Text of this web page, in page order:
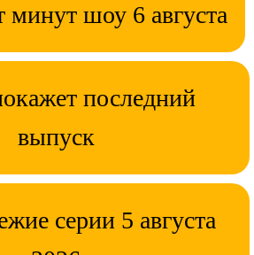
минут шоу 6 августа
последний
выпуск
серии 5 августа